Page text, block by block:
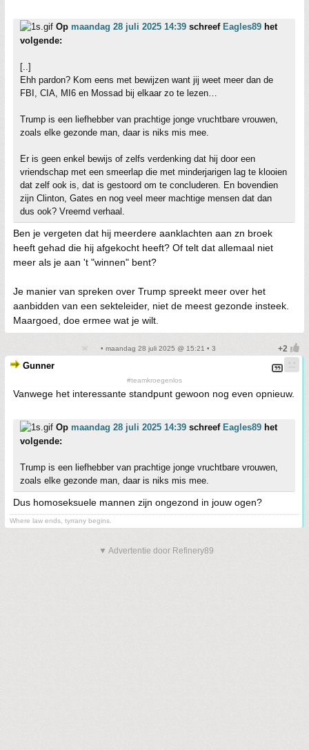
Op maandag 28 juli 2025 14:39 schreef Eagles89 het
volgende:
[..]
Ehh pardon? Kom eens met bewijzen want jij weet meer dan de
FBI, CIA, MI6 en Mossad bij elkaar zo te lezen…
Trump is een liefhebber van prachtige jonge vruchtbare vrouwen,
zoals elke gezonde man, daar is niks mis mee.
Er is geen enkel bewijs of zelfs verdenking dat hij door een
vriendschap met een smeerlap die met minderjarigen lag te klooien
dat zelf ook is, dat is gestoord om te concluderen. En bovendien
zijn Clinton, Gates en nog veel meer machtige mensen dat dan
dus ook? Vreemd verhaal.
Ben je vergeten dat hij meerdere aanklachten aan zn broek
heeft gehad die hij afgekocht heeft? Of telt dat allemaal niet
meer als je aan 't "winnen" bent?
Je manier van spreken over Trump spreekt meer over het
aanbidden van een sekteleider, niet de meest gezonde insteek.
Maargoed, doe ermee wat je wilt.
• maandag 28 juli 2025 @ 15:21 • 3
Gunner
#teamkroegenlos
Vanwege het interessante standpunt gewoon nog even opnieuw.
Op maandag 28 juli 2025 14:39 schreef Eagles89 het
volgende:
Trump is een liefhebber van prachtige jonge vruchtbare vrouwen,
zoals elke gezonde man, daar is niks mis mee.
Dus homoseksuele mannen zijn ongezond in jouw ogen?
Where law ends, tyrrany begins.
▼ Advertentie door Refinery89